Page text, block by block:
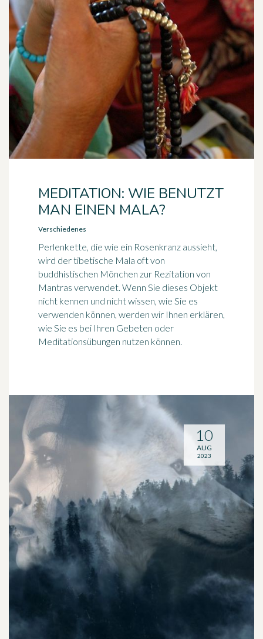
MEDITATION: WIE BENUTZT
MAN EINEN MALA?
Verschiedenes
Perlenkette, die wie ein Rosenkranz aussieht,
wird der tibetische Mala oft von
buddhistischen Mönchen zur Rezitation von
Mantras verwendet. Wenn Sie dieses Objekt
nicht kennen und nicht wissen, wie Sie es
verwenden können, werden wir Ihnen erklären,
wie Sie es bei Ihren Gebeten oder
Meditationsübungen nutzen können.
10
AUG
2023